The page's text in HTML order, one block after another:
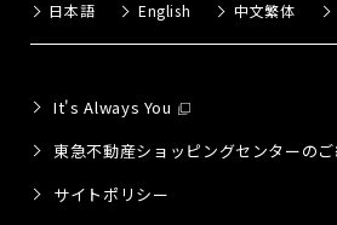
日本語 English 中文繁体
It's Always You
東急不動産ショッピングセンターの
サイトポリシー